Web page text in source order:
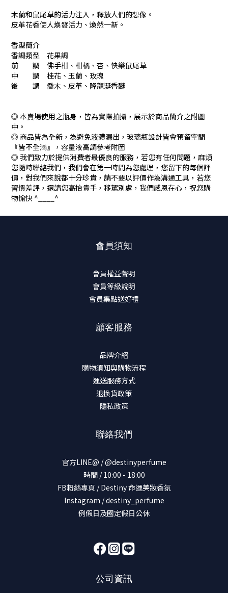
木蘭和鼠尾草的活力注入，釋放人們的想像。
皮革花香使人煥發活力、煥然一新。
香型簡介
香調類型 花果調
前 調 佛手柑、柑橘、杏、快樂鼠尾草
中 調 桂花、玉蘭、玫瑰
後 調 喬木、皮革、降龍涎香醚
◎ 本賣場使用之瓶身，皆為實際拍攝，展示於商品簡介之附圖
中。
◎ 商品皆為全新，為避免液體漏出，玻璃瓶設計皆會預留空間
『皆不全滿』，容量液高請參考附圖
◎ 我們致力於提供消費者最優良的服務，若您有任何問題，麻煩
您隨時聯絡我們，我們會在第一時間為您處理，您留下的每個評
價，對我們來說都十分珍貴，請不要以評價作為溝通工具，若您
習慣差評，還請您高抬貴手，移駕別處，我們感恩在心，祝您購
物愉快 ^____^
會員須知
會員權益聲明
會員等級說明
會員集點送好禮
顧客服務
品牌介紹
購物須知與購物流程
運送服務方式
退換貨政策
隱私政策
聯絡我們
官方LINE@ / @destinyperfume
時間 / 10:00 - 18:00
FB粉絲專頁 / Destiny 命運美妝香氛
Instagram / destiny_perfume
例假日及國定假日公休
公司資訊